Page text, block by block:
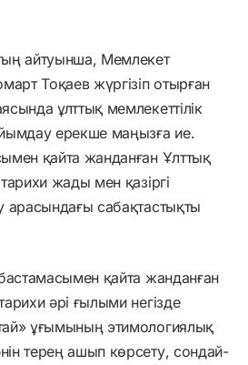
айтуынша, Мемлекет
Тоқаев жүргізіп отырған
ұлттық мемлекеттілік
ерекше маңызға ие.
қайта жанданған Ұлттық
жады мен қазіргі
арасындағы сабақтастықты
қайта жанданған
әрі ғылыми негізде
ұғымының этимологиялық
терең ашып көрсету, сондай-